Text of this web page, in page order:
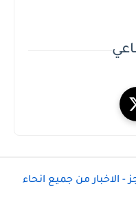
- الاخبار من جميع انحاء